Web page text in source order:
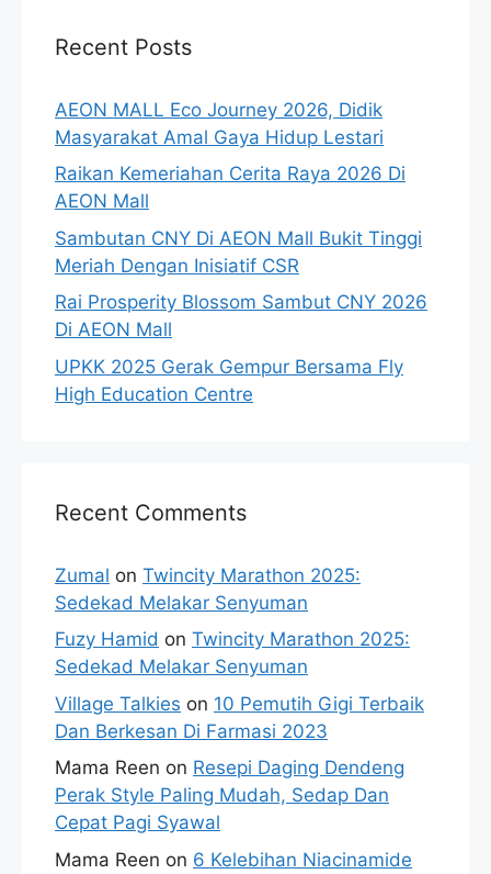
Recent Posts
AEON MALL Eco Journey 2026, Didik
Masyarakat Amal Gaya Hidup Lestari
Raikan Kemeriahan Cerita Raya 2026 Di
AEON Mall
Sambutan CNY Di AEON Mall Bukit Tinggi
Meriah Dengan Inisiatif CSR
Rai Prosperity Blossom Sambut CNY 2026
Di AEON Mall
UPKK 2025 Gerak Gempur Bersama Fly
High Education Centre
Recent Comments
Zumal on Twincity Marathon 2025:
Sedekad Melakar Senyuman
Fuzy Hamid on Twincity Marathon 2025:
Sedekad Melakar Senyuman
Village Talkies on 10 Pemutih Gigi Terbaik
Dan Berkesan Di Farmasi 2023
Mama Reen on Resepi Daging Dendeng
Perak Style Paling Mudah, Sedap Dan
Cepat Pagi Syawal
Mama Reen on 6 Kelebihan Niacinamide